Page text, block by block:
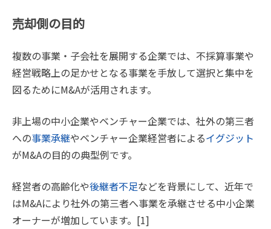
売却側の目的
複数の事業・子会社を展開する企業では、不採算事業や
経営戦略上の足かせとなる事業を手放して選択と集中を
図るためにM&Aが活用されます。
非上場の中小企業やベンチャー企業では、社外の第三者
への事業承継やベンチャー企業経営者によるイグジット
がM&Aの目的の典型例です。
経営者の高齢化や後継者不足などを背景にして、近年で
はM&Aにより社外の第三者へ事業を承継させる中小企業
オーナーが増加しています。[1]